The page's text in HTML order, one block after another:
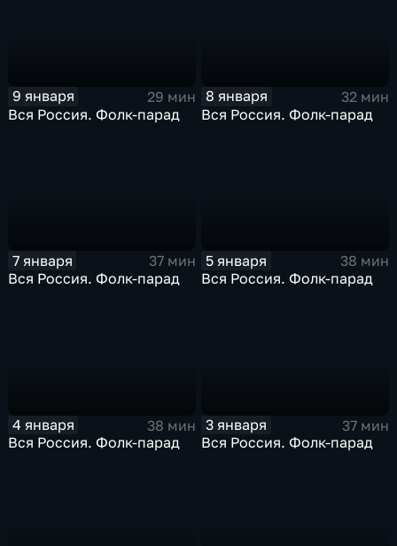
9 января
29 мин
Вся Россия. Фолк-парад
8 января
32 мин
Вся Россия. Фолк-парад
7 января
37 мин
Вся Россия. Фолк-парад
5 января
38 мин
Вся Россия. Фолк-парад
4 января
38 мин
Вся Россия. Фолк-парад
3 января
37 мин
Вся Россия. Фолк-парад